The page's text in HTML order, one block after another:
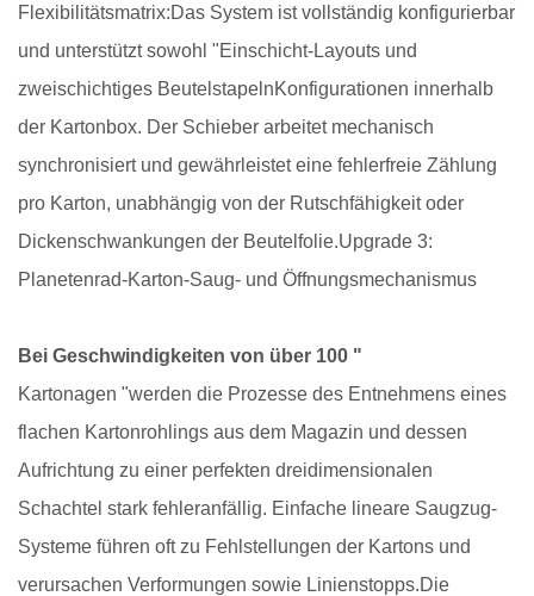
Flexibilitätsmatrix:Das System ist vollständig konfigurierbar
und unterstützt sowohl "Einschicht-Layouts und
zweischichtiges BeutelstapelnKonfigurationen innerhalb
der Kartonbox. Der Schieber arbeitet mechanisch
synchronisiert und gewährleistet eine fehlerfreie Zählung
pro Karton, unabhängig von der Rutschfähigkeit oder
Dickenschwankungen der Beutelfolie.Upgrade 3:
Planetenrad-Karton-Saug- und Öffnungsmechanismus
Bei Geschwindigkeiten von über 100 "
Kartonagen "werden die Prozesse des Entnehmens eines
flachen Kartonrohlings aus dem Magazin und dessen
Aufrichtung zu einer perfekten dreidimensionalen
Schachtel stark fehleranfällig. Einfache lineare Saugzug-
Systeme führen oft zu Fehlstellungen der Kartons und
verursachen Verformungen sowie Linienstopps.Die